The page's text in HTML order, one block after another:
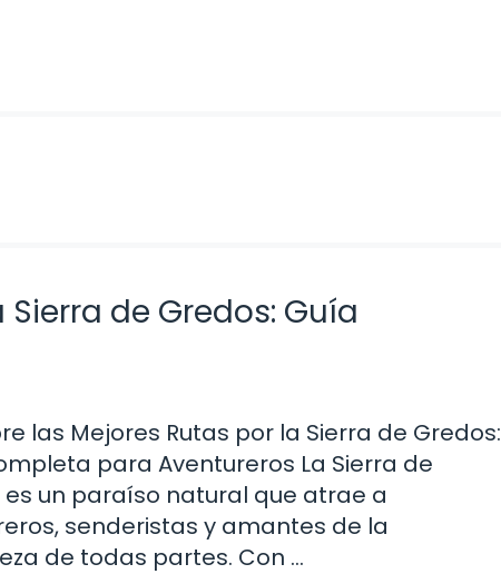
de Gredos: Guía
las Mejores Rutas por la Sierra de Gredos:
para Aventureros La Sierra de
es un paraíso natural que atrae a
senderistas y amantes de la
de todas partes. Con …